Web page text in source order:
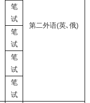
第二外语(英､俄)
笔
试
笔
试
笔
试
笔
试